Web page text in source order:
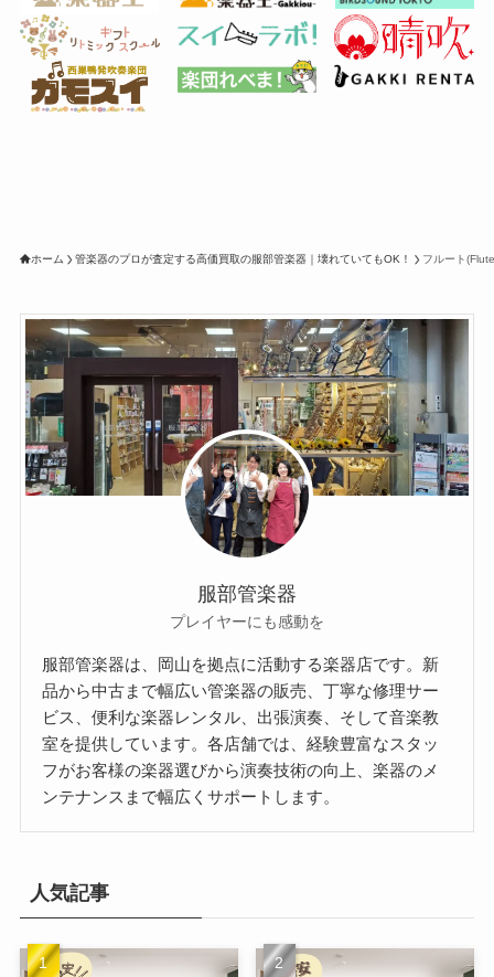
ホーム 管楽器のプロが査定する高価買取の服部管楽器｜壊れていてもOK！ フルート
服部管楽器
プレイヤーにも感動を
服部管楽器は、岡山を拠点に活動する楽器店です。新
品から中古まで幅広い管楽器の販売、丁寧な修理サー
ビス、便利な楽器レンタル、出張演奏、そして音楽教
室を提供しています。各店舗では、経験豊富なスタッ
フがお客様の楽器選びから演奏技術の向上、楽器のメ
ンテナンスまで幅広くサポートします。
人気記事